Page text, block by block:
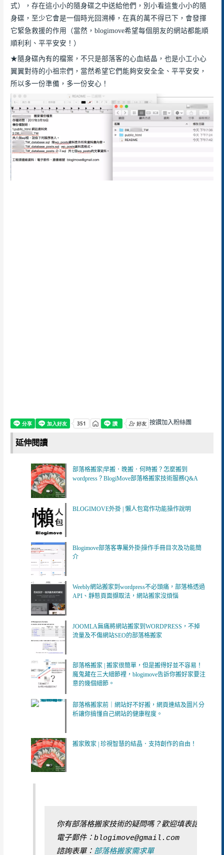
式），存在這小小的隨身碟之中送給他們，別小看這隻小小的隨
身碟，至少它會是一個時光回溯棒，在真的萬不得已下，會發揮
它緊急救援的作用（當然，blogimove希望每個朋友的網站都能順
順利利、平平安安！）
★隨身碟內有的檔案，不只是部落客的心血結晶，也是小工小心
翼翼對待的小祖宗們，當然希望它們能夠安安全全、平平安安，
所以多一份準備，多一份安心！
按讚加入粉絲團
延伸閱讀
部落格搬家|早搬．晚搬．何時搬？怎麼搬到
wordpress？BlogiMove部落格搬家技術服務Q&A
BLOGIMOVE外掛 | 懶人包寫作功能操作說明
Blogimove部落客專屬外掛|操作手冊目次及功能簡
介
Weebly網站搬家到wordpress不必頭痛，部落格透過
API、靜態頁面擷取法，網站搬家沒煩惱
JOOMLA無痛將網站搬家到WORDPRESS，不掉
流量及不傷網站SEO的部落格搬家
部落格搬家 | 搬家很簡單，但是搬得好並不容易！
魔鬼藏在三大細節裡，blogimove告訴你搬好家要注
意的幾個細節。
部落格搬家前｜網站好不好搬，網頁連結及圖片分
析讓你搞懂自己網站的健康程度。
搬家敗家 | 珍視智慧的結晶．支持創作的自由！
你有部落格搬家技術的疑問嗎？歡迎填表諮詢
電子郵件：blogimove@gmail.com
諮詢表單： 部落格搬家需求單